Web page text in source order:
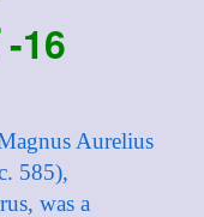
16-